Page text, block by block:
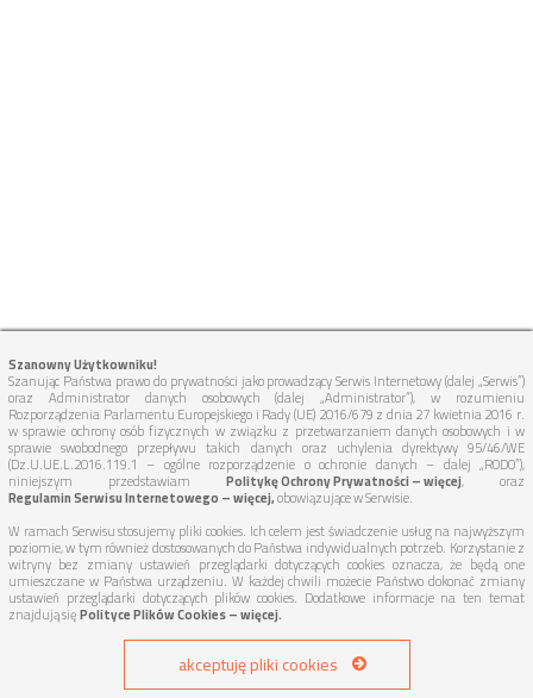
TUTAJ DOJEDZIEMY:
Szanowny Użytkowniku!
Szanując Państwa prawo do prywatności jako prowadzący Serwis Internetowy (dalej „Serwis”)
oraz Administrator danych osobowych (dalej „Administrator”), w rozumieniu
Rozporządzenia Parlamentu Europejskiego i Rady (UE) 2016/679 z dnia 27 kwietnia 2016 r.
w sprawie ochrony osób fizycznych w związku z przetwarzaniem danych osobowych i w
sprawie swobodnego przepływu takich danych oraz uchylenia dyrektywy 95/46/WE
(Dz.U.UE.L.2016.119.1 – ogólne rozporządzenie o ochronie danych – dalej „RODO”),
niniejszym przedstawiam Politykę Ochrony Prywatności – więcej, oraz
Regulamin Serwisu Internetowego – więcej,obowiązujące w Serwisie.
W ramach Serwisu stosujemy pliki cookies. Ich celem jest świadczenie usług na najwyższym
poziomie, w tym również dostosowanych do Państwa indywidualnych potrzeb. Korzystanie z
witryny bez zmiany ustawień przeglądarki dotyczących cookies oznacza, że będą one
umieszczane w Państwa urządzeniu. W każdej chwili możecie Państwo dokonać zmiany
ustawień przeglądarki dotyczących plików cookies. Dodatkowe informacje na ten temat
znajdują sięPolityce Plików Cookies – więcej.
akceptuję pliki cookies